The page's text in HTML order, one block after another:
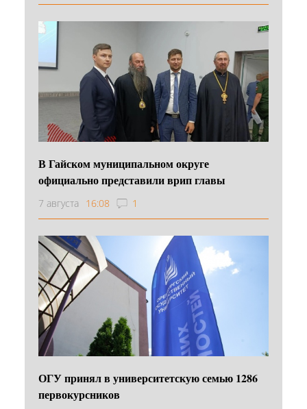
В Гайском муниципальном округе
официально представили врип главы
7 августа 16:08 1
ОГУ принял в университетскую семью 1286
первокурсников